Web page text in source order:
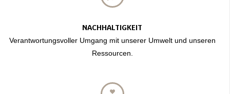
NACHHALTIGKEIT
Verantwortungsvoller Umgang mit unserer Umwelt und unseren
Ressourcen.